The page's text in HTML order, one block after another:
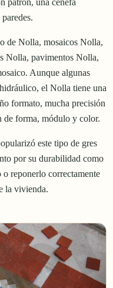
patrón, una cenefa
de Nolla, mosaicos Nolla,
Nolla, pavimentos Nolla,
Aunque algunas
el Nolla tiene una
formato, mucha precisión
de forma, módulo y color.
este tipo de gres
por su durabilidad como
reponerlo correctamente
la vivienda.